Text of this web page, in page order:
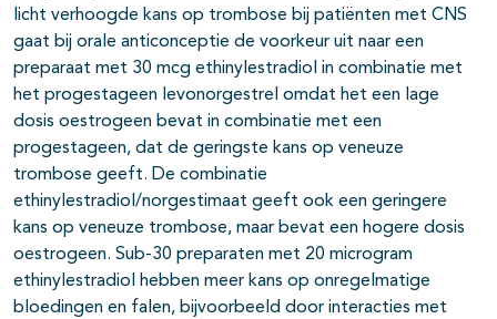
licht verhoogde kans op trombose bij patiënten met CNS
gaat bij orale anticonceptie de voorkeur uit naar een
preparaat met 30 mcg ethinylestradiol in combinatie met
het progestageen levonorgestrel omdat het een lage
dosis oestrogeen bevat in combinatie met een
progestageen, dat de geringste kans op veneuze
trombose geeft. De combinatie
ethinylestradiol/norgestimaat geeft ook een geringere
kans op veneuze trombose, maar bevat een hogere dosis
oestrogeen. Sub-30 preparaten met 20 microgram
ethinylestradiol hebben meer kans op onregelmatige
bloedingen en falen, bijvoorbeeld door interacties met